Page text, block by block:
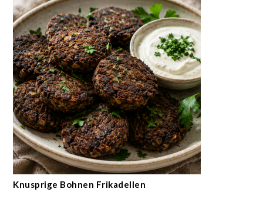
Knusprige Bohnen Frikadellen